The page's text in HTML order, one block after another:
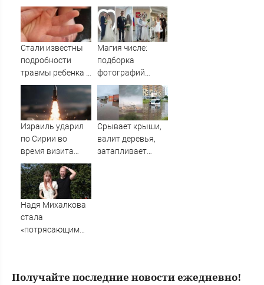
фура - Столица58
территориальную
целостность
Украины
Стали известны
подробности
травмы ребенка в
детсаду
Магия числе:
подборка
фотографий
рязанских свадеб
08.08.2026
Израиль ударил
по Сирии во
время визита
главы МИД
Турции
Срывает крыши,
валит деревья,
затапливает
Надя Михалкова
стала
«потрясающим
Грозном в начале
Получайте последние новости ежедневно!